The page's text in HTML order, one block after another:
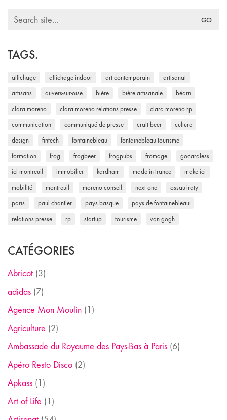
Search
TAGS.
affichage affichage indoor art contemporain artisanat
artisans auvers-sur-oise bière bière artisanale béarn
clara moreno clara moreno relations presse clara moreno rp
communication communiqué de presse craft beer culture
design fintech fontainebleau fontainebleau tourisme
formation frog frogbeer frogpubs fromage gocardless
ici montreuil immobilier kardham made in france make ici
mobilité montreuil moreno conseil next one ossau-iraty
paris paul chantler pays basque pays de fontainebleau
relations presse rp startup tourisme van gogh
CATÉGORIES
Abricot (3)
adidas (7)
Agence Mon Moulin (1)
Agriculture (2)
Ambassade du Royaume des Pays-Bas à Paris (6)
Apéro Resto Disco (2)
Apkass (1)
Art of Life (1)